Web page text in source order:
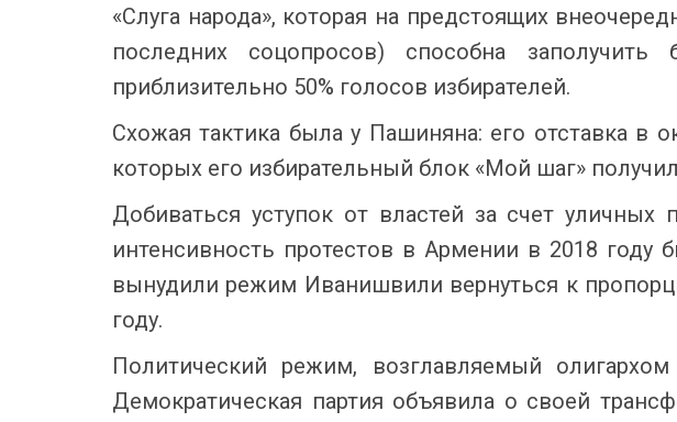
«Слуга народа», которая на предстоящих
последних соцопросов) способна
приблизительно 50% голосов избирателей.
Схожая тактика была у Пашиняна: его отставка в
которых его избирательный блок «Мой шаг»
Добиваться уступок от властей за счет
интенсивность протестов в Армении в 2018
вынудили режим Иванишвили вернуться к
году.
Политический режим, возглавляемый
Демократическая партия объявила о своей